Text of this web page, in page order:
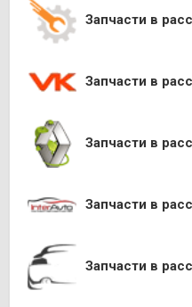
Запчасти в
Запчасти в
Запчасти в
Запчасти в
Запчасти в